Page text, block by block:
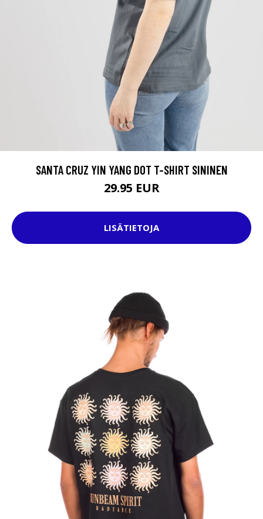
SANTA CRUZ YIN YANG DOT T-SHIRT SININEN
29.95 EUR
LISÄTIETOJA